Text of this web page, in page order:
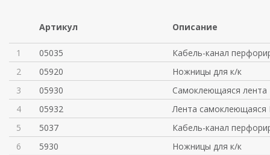
Артикул Описание
1 05035
Кабель-канал
2
05920
Ножницы для к/к
3
05930
Самоклеющаяся
4
05932
Лента
5
5037
Кабель-канал
6
5930
Ножницы для к/к